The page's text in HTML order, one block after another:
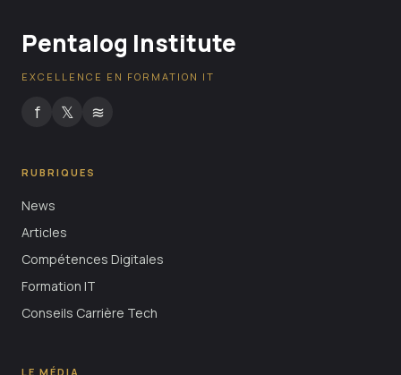
Pentalog Institute
EXCELLENCE EN FORMATION IT
f 𝕏 ≋
RUBRIQUES
News
Articles
Compétences Digitales
Formation IT
Conseils Carrière Tech
LE MÉDIA